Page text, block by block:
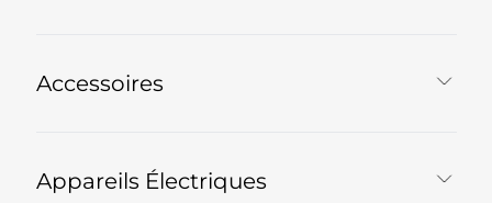
Accessoires
Appareils Électriques